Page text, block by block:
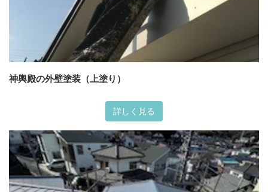
神輿殿の外壁塗装（上塗り）
詳しく見る